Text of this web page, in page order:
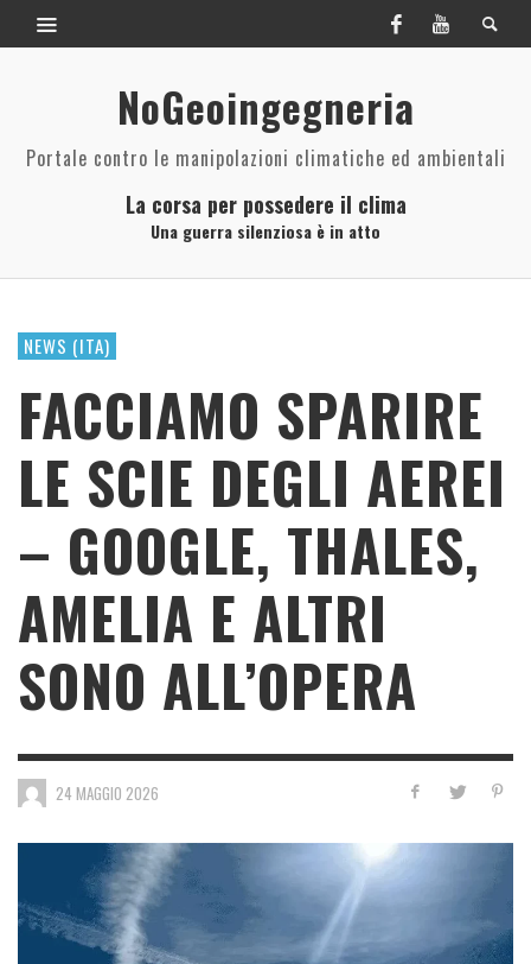
NoGeoingegneria
Portale contro le manipolazioni climatiche ed ambientali
La corsa per possedere il clima
Una guerra silenziosa è in atto
NEWS (ITA)
FACCIAMO SPARIRE
LE SCIE DEGLI AEREI
– GOOGLE, THALES,
AMELIA E ALTRI
SONO ALL’OPERA
24 MAGGIO 2026